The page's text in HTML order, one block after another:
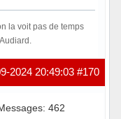
la voit pas de temps
#170
2024 20:49:03
462